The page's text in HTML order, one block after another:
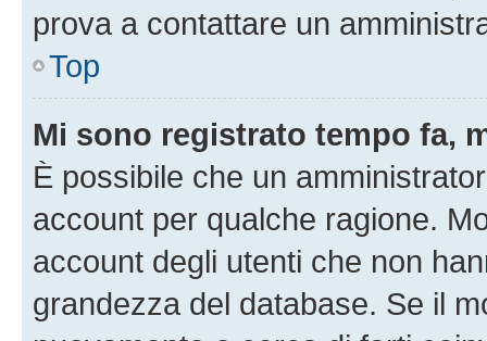
prova a contattare un
Top
Mi sono registrato tempo fa,
È possibile che un
account per qualche ragione.
account degli utenti che non
grandezza del database. Se il